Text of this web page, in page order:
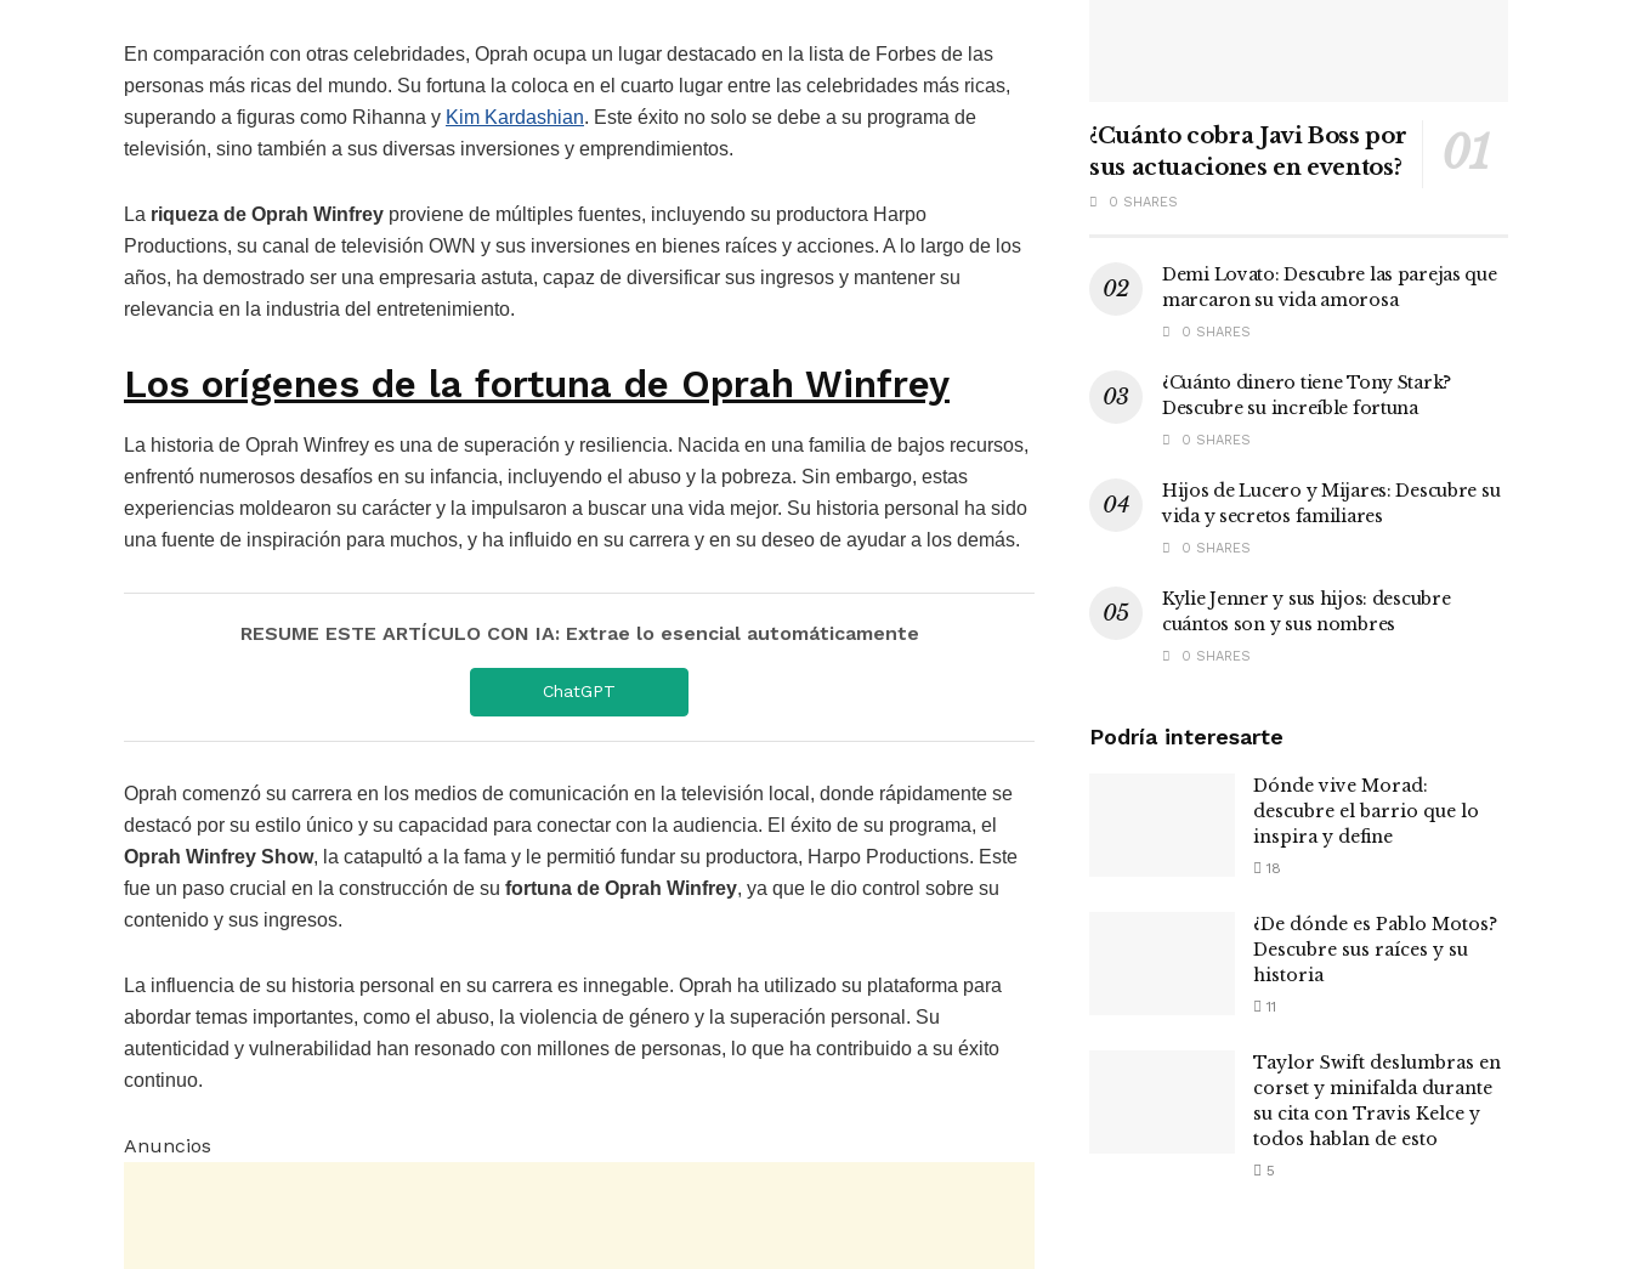
En comparación con otras celebridades, Oprah ocupa un lugar destacado en la lista de Forbes de las
personas más ricas del mundo. Su fortuna la coloca en el cuarto lugar entre las celebridades más ricas,
superando a figuras como Rihanna y Kim Kardashian. Este éxito no solo se debe a su programa de
televisión, sino también a sus diversas inversiones y emprendimientos.
La riqueza de Oprah Winfrey proviene de múltiples fuentes, incluyendo su productora Harpo
Productions, su canal de televisión OWN y sus inversiones en bienes raíces y acciones. A lo largo de los
años, ha demostrado ser una empresaria astuta, capaz de diversificar sus ingresos y mantener su
relevancia en la industria del entretenimiento.
Los orígenes de la fortuna de Oprah Winfrey
La historia de Oprah Winfrey es una de superación y resiliencia. Nacida en una familia de bajos recursos,
enfrentó numerosos desafíos en su infancia, incluyendo el abuso y la pobreza. Sin embargo, estas
experiencias moldearon su carácter y la impulsaron a buscar una vida mejor. Su historia personal ha sido
una fuente de inspiración para muchos, y ha influido en su carrera y en su deseo de ayudar a los demás.
RESUME ESTE ARTÍCULO CON IA: Extrae lo esencial automáticamente
ChatGPT
Oprah comenzó su carrera en los medios de comunicación en la televisión local, donde rápidamente se
destacó por su estilo único y su capacidad para conectar con la audiencia. El éxito de su programa, el
Oprah Winfrey Show, la catapultó a la fama y le permitió fundar su productora, Harpo Productions. Este
fue un paso crucial en la construcción de su fortuna de Oprah Winfrey, ya que le dio control sobre su
contenido y sus ingresos.
La influencia de su historia personal en su carrera es innegable. Oprah ha utilizado su plataforma para
abordar temas importantes, como el abuso, la violencia de género y la superación personal. Su
autenticidad y vulnerabilidad han resonado con millones de personas, lo que ha contribuido a su éxito
continuo.
Anuncios
¿Cuánto cobra Javi Boss por
sus actuaciones en eventos?
0 SHARES
Demi Lovato: Descubre las parejas que
marcaron su vida amorosa
0 SHARES
¿Cuánto dinero tiene Tony Stark?
Descubre su increíble fortuna
0 SHARES
Hijos de Lucero y Mijares: Descubre su
vida y secretos familiares
0 SHARES
Kylie Jenner y sus hijos: descubre
cuántos son y sus nombres
0 SHARES
Podría interesarte
Dónde vive Morad:
descubre el barrio que lo
inspira y define
18
¿De dónde es Pablo Motos?
Descubre sus raíces y su
historia
11
Taylor Swift deslumbras en
corset y minifalda durante
su cita con Travis Kelce y
todos hablan de esto
5